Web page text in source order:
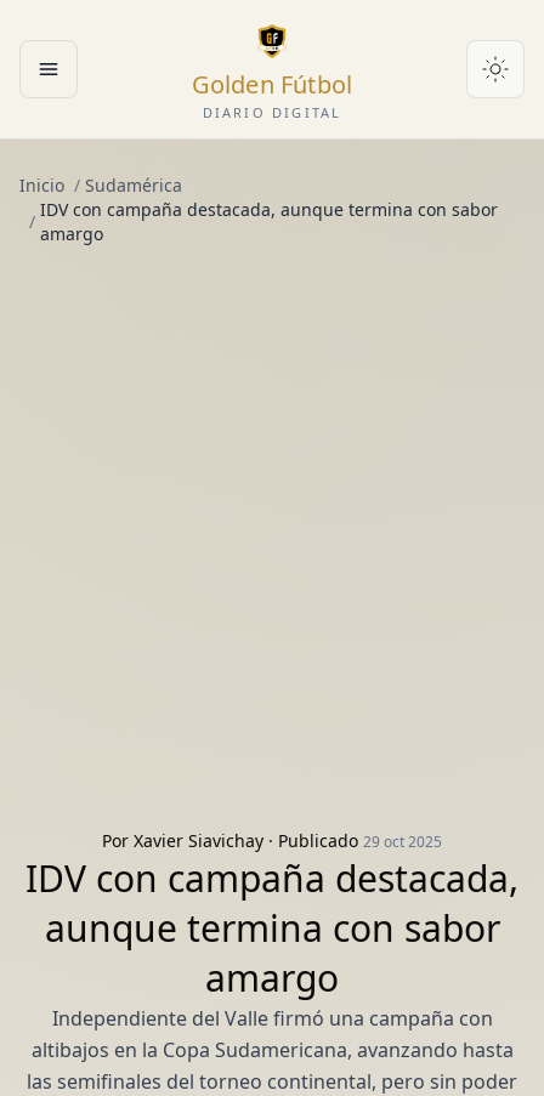
Abrir menú Golden Fútbol
DIARIO DIGITAL
Inicio / Sudamérica
/
IDV con campaña destacada, aunque termina con sabor
amargo
Por Xavier Siavichay · Publicado 29 oct 2025
IDV con campaña destacada,
aunque termina con sabor
amargo
Independiente del Valle firmó una campaña con
altibajos en la Copa Sudamericana, avanzando hasta
las semifinales del torneo continental, pero sin poder